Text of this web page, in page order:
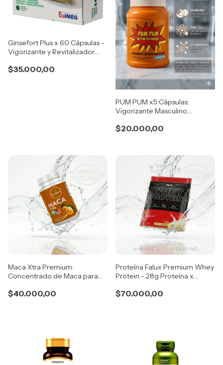
Ginsefort Plus x 60 Cápsulas -
Vigorizante y Revitalizador
$35.000,00
PUM PUM x5 Cápsulas:
Vigorizante Masculino
$20.000,00
Maca Xtra Premium:
Concentrado de Maca para
Organics
$40.000,00
Proteína Falux Premium Whey
Protein - 28g Proteína x
$70.000,00